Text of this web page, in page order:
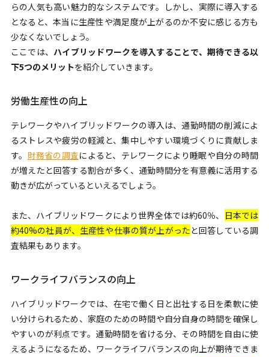
らの人気も高い魅力的なシステムです。しかし、実際に導入する
となると、本当に生産性や満足度が上がるのか不安に感じる方も
少なくないでしょう。
ここでは、 ハイブリッドワークを導入することで、期待できる以
下5つのメリットを紹介していきます。
労働生産性の向上
テレワークやハイブリッドワークの導入は、通勤時間の削減によ
るストレスや疲労の軽減と、集中しやすい環境づくりに貢献しま
す。 財務省の調査によると、テレワークにより睡眠や自分の時間
が増えたと回答する割合が多く、通勤時間分を有意義に活用する
動きが広がっているといえるでしょう。
また、ハイブリッドワークにより世界全体では約60％、 日本では
約40%の社員が、生産性や仕事の質が上がったと回答している調
査結果もあります。
ワークライフバランスの向上
ハイブリッドワークでは、在宅で働く日と出社する日を柔軟に使
い分けられるため、家庭のための時間や自分自身の時間を確保し
やすいのが利点です。通勤時間を省ける分、その時間を自由に使
えるようになるため、ワークライフバランスの向上が期待できま